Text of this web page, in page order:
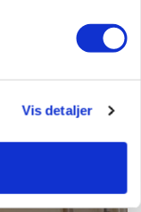
Vis detaljer